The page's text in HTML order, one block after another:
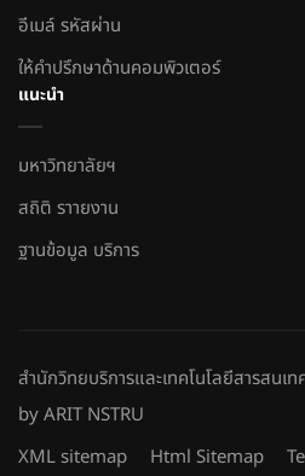
อีเมล์ รหัสผ่าน
ให้คำปรึกษาด้านคอมพิวเตอร์
แนะนำ
มหาวิทยาลัยฯ
สถิติ ราายงาน
ฐานข้อมูล บริการ
สำนักวิทยบริการและเทคโนโลยีสารสนเท
by ARIT NSTRU
XML sitemap
Html Sitemap